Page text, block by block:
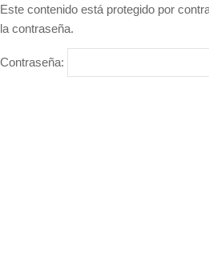
Este contenido está protegido por
la contraseña.
Contraseña: